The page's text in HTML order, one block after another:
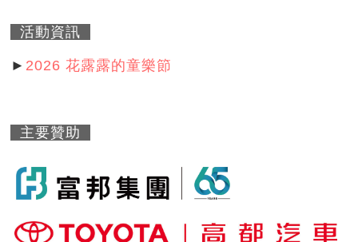
活動資訊
► 2026 花露露的童樂節
主要贊助